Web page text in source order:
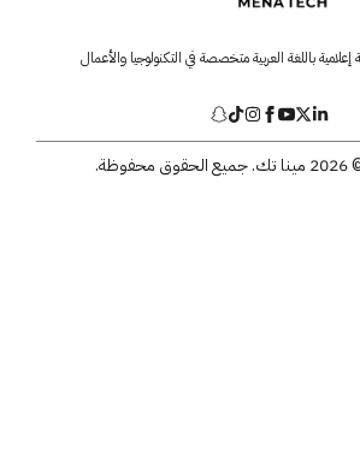
باللغة العربية متخصصة في التكنولوجيا والأعمال